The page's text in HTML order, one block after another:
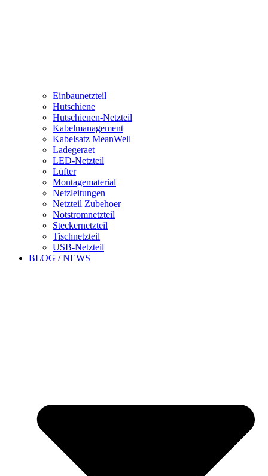
Einbaunetzteil
Hutschiene
Hutschienen-Netzteil
Kabelmanagement
Kabelsatz MeanWell
Ladegeraet
LED-Netzteil
Lüfter
Montagematerial
Netzleitungen
Netzteil Zubehoer
Notstromnetzteil
Steckernetzteil
Tischnetzteil
USB-Netzteil
BLOG / NEWS